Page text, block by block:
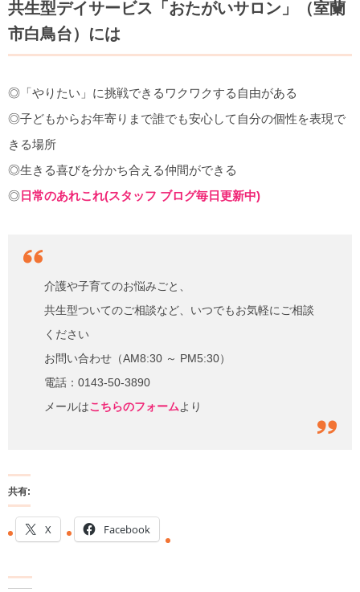
共生型デイサービス「おたがいサロン」（室蘭
市白鳥台）には
◎「やりたい」に挑戦できるワクワクする自由がある
◎子どもからお年寄りまで誰でも安心して自分の個性を表現で
きる場所
◎生きる喜びを分かち合える仲間ができる
◎ 日常のあれこれ(スタッフ ブログ毎日更新中)
介護や子育てのお悩みごと、
共生型ついてのご相談など、いつでもお気軽にご相談
ください
お問い合わせ（AM8:30 ～ PM5:30）
電話：0143-50-3890
メールはこちらのフォームより
共有:
X Facebook